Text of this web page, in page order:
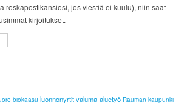
roskapostikansiosi, jos viestiä ei kuulu), niin saat
kirjoitukset.
biokaasu luonnonyrtitvaluma-aluetyö Rauman kaupunki